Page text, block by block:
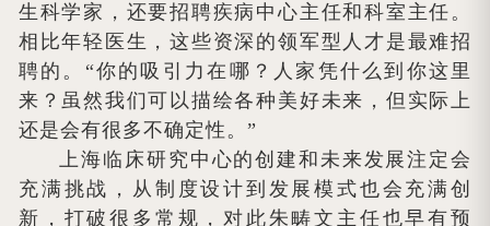
生科学家，还要招聘疾病中心主任和科室主任。
相比年轻医生，这些资深的领军型人才是最难招
聘的。“你的吸引力在哪？人家凭什么到你这里
来？虽然我们可以描绘各种美好未来，但实际上
还是会有很多不确定性。”
上海临床研究中心的创建和未来发展注定会
充满挑战，从制度设计到发展模式也会充满创
新，打破很多常规，对此朱畴文主任也早有预